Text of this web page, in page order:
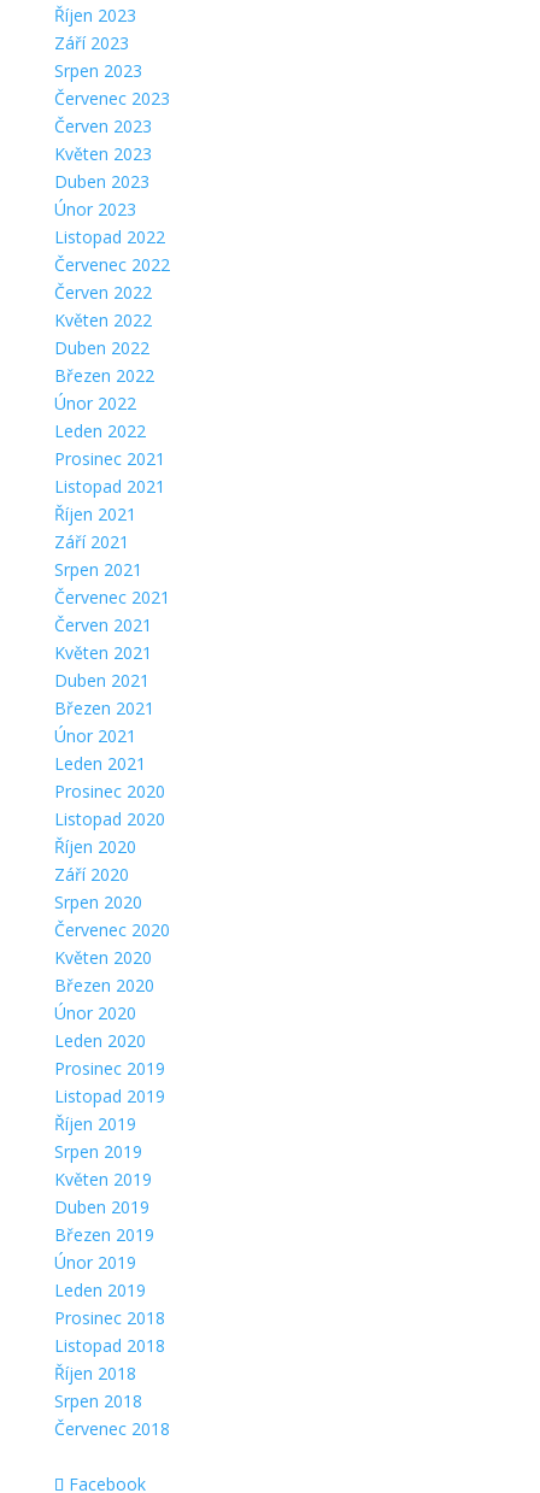
Říjen 2023
Září 2023
Srpen 2023
Červenec 2023
Červen 2023
Květen 2023
Duben 2023
Únor 2023
Listopad 2022
Červenec 2022
Červen 2022
Květen 2022
Duben 2022
Březen 2022
Únor 2022
Leden 2022
Prosinec 2021
Listopad 2021
Říjen 2021
Září 2021
Srpen 2021
Červenec 2021
Červen 2021
Květen 2021
Duben 2021
Březen 2021
Únor 2021
Leden 2021
Prosinec 2020
Listopad 2020
Říjen 2020
Září 2020
Srpen 2020
Červenec 2020
Květen 2020
Březen 2020
Únor 2020
Leden 2020
Prosinec 2019
Listopad 2019
Říjen 2019
Srpen 2019
Květen 2019
Duben 2019
Březen 2019
Únor 2019
Leden 2019
Prosinec 2018
Listopad 2018
Říjen 2018
Srpen 2018
Červenec 2018
Facebook